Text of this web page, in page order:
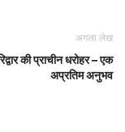
अगला लेख
की प्राचीन धरोहर – एक
अप्रतिम अनुभव